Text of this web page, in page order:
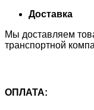
Доставка
Мы доставляем
транспортной
ОПЛАТА: